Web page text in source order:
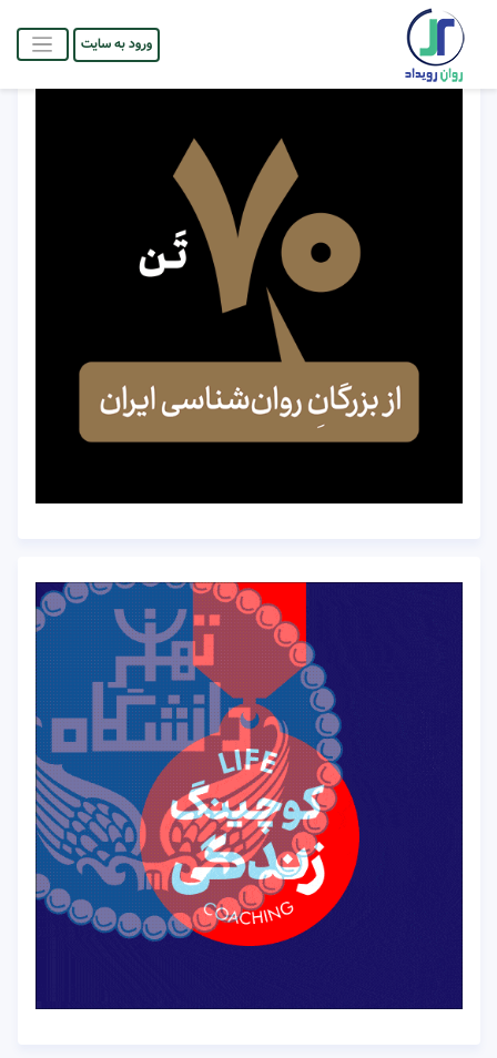
ورود به سایت